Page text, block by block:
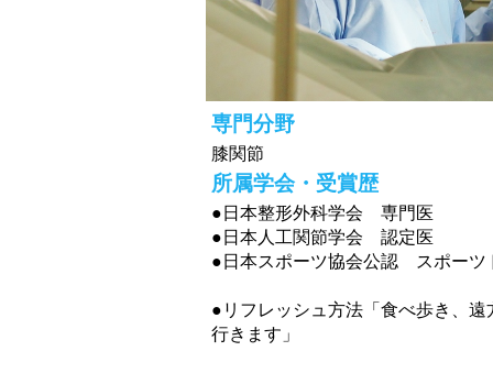
専門分野
膝関節
所属学会・受賞歴
●日本整形外科学会 専門医
●日本人工関節学会 認定医
●日本スポーツ協会公認 スポーツ
●リフレッシュ方法「食べ歩き、遠
行きます」